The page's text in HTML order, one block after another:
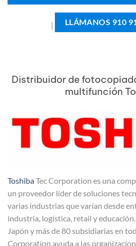
| LLÁMANOS 910
Distribuidor de
multifunción
ToshibaTec Corporation es una
un proveedor líder de soluciones
varias industrias que varían desde
industria, logística, retail y
Japón y más de 80 subsidiarias en
Corporation ayuda a las